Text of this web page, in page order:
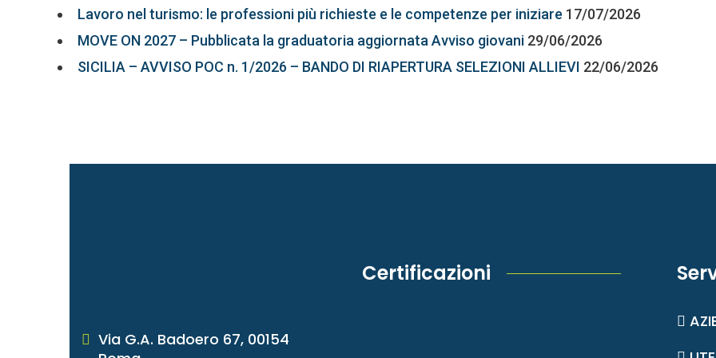
Lavoro nel turismo: le professioni più richieste e le competenze per iniziare 17/07/2026
MOVE ON 2027 – Pubblicata la graduatoria aggiornata Avviso giovani 29/06/2026
SICILIA – AVVISO POC n. 1/2026 – BANDO DI RIAPERTURA SELEZIONI ALLIEVI 22/06/2026
Via G.A. Badoero 67, 00154
Certificazioni